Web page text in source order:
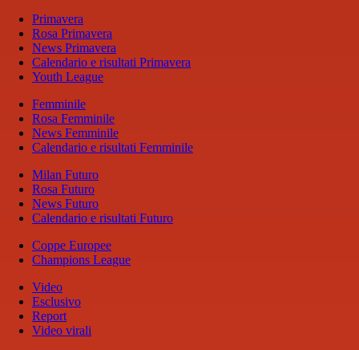
Primavera
Rosa Primavera
News Primavera
Calendario e risultati Primavera
Youth League
Femminile
Rosa Femminile
News Femminile
Calendario e risultati Femminile
Milan Futuro
Rosa Futuro
News Futuro
Calendario e risultati Futuro
Coppe Europee
Champions League
Video
Esclusivo
Report
Video virali